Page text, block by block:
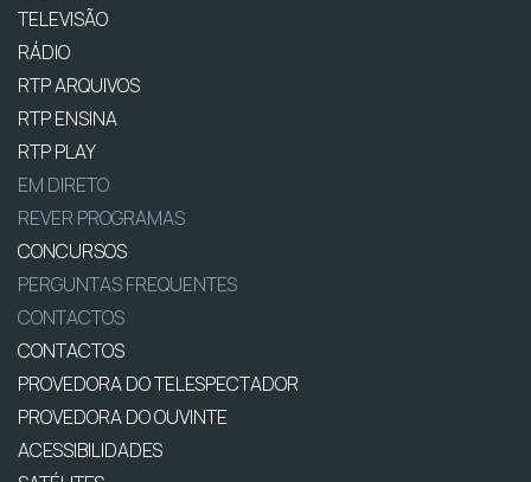
TELEVISÃO
RÁDIO
RTP ARQUIVOS
RTP ENSINA
RTP PLAY
EM DIRETO
REVER PROGRAMAS
CONCURSOS
PERGUNTAS FREQUENTES
CONTACTOS
CONTACTOS
PROVEDORA DO TELESPECTADOR
PROVEDORA DO OUVINTE
ACESSIBILIDADES